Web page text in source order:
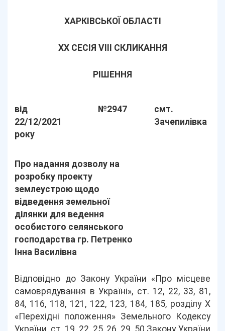
ХАРКІВСЬКОЇ ОБЛАСТІ
ХХ СЕСІЯ VIII СКЛИКАННЯ
РІШЕННЯ
від
22/12/2021
року
№2947
смт.
Зачепилівка
Про надання дозволу на
розробку проекту
землеустрою щодо
відведення земельної
ділянки для ведення
особистого селянського
господарства гр. Петренко
Інна Василівна
Відповідно до Закону України «Про місцеве
самоврядування в Україні», ст. 12, 22, 33, 81,
84, 116, 118, 121, 122, 123, 184, 185, розділу Х
«Перехідні положення» Земельного Кодексу
України, ст. 19, 22, 25, 26, 29, 50 Закону України